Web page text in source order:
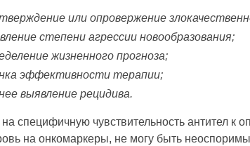
или опровержение
степени агрессии новообразования;
жизненного прогноза;
эффективности терапии;
выявление рецидива.
специфичную чувствительность антител к
на онкомаркеры, не могу быть